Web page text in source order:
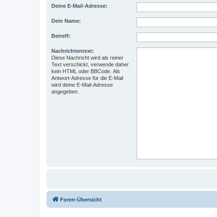
Deine E-Mail-Adresse:
Dein Name:
Betreff:
Nachrichtentext:
Diese Nachricht wird als reiner
Text verschickt, verwende daher
kein HTML oder BBCode. Als
Antwort-Adresse für die E-Mail
wird deine E-Mail-Adresse
angegeben.
Foren-Übersicht